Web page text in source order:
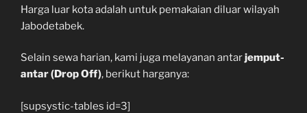
Harga luar kota adalah untuk pemakaian diluar wilayah
Jabodetabek.
Selain sewa harian, kami juga melayanan antarjemput-
antar (Drop Off), berikut harganya:
[supsystic-tables id=3]